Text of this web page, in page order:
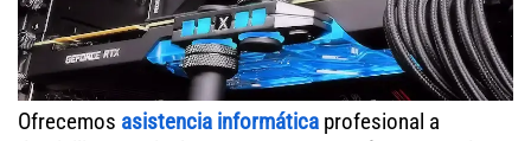
Ofrecemos asistencia informática profesional a